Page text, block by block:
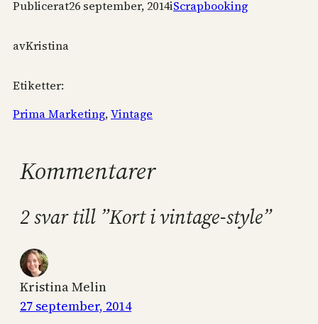
Publicerat26 september, 2014iScrapbooking
avKristina
Etiketter:
Prima Marketing, Vintage
Kommentarer
2 svar till ”Kort i vintage-style”
Kristina Melin
27 september, 2014